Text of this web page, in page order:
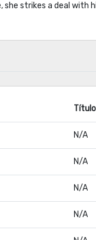
she strikes a deal
Título
N/A
N/A
N/A
N/A